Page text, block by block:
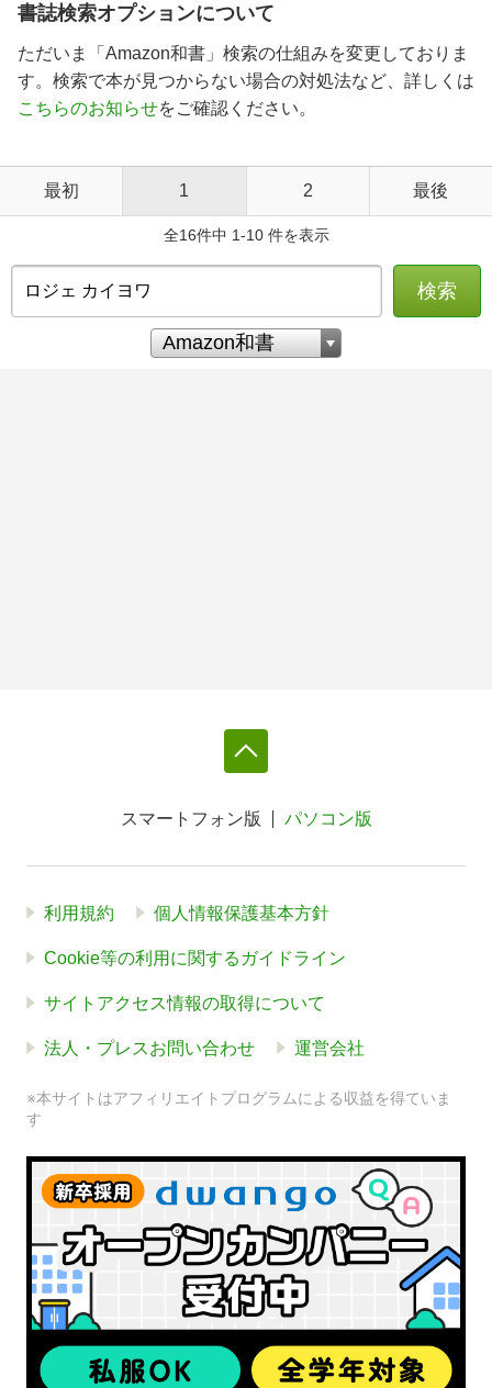
書誌検索オプションについて
ただいま「Amazon和書」検索の仕組みを変更しておりま
す。検索で本が見つからない場合の対処法など、詳しくは
こちらのお知らせをご確認ください。
最初 1 2 最後
全16件中 1-10 件を表示
検索
スマートフォン版 パソコン版
利用規約 個人情報保護基本方針
Cookie等の利用に関するガイドライン
サイトアクセス情報の取得について
法人・プレスお問い合わせ 運営会社
※本サイトはアフィリエイトプログラムによる収益を得ていま
す